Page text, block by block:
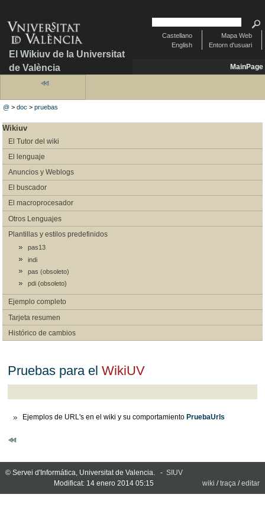
El Wikiuv de la Universitat
de València
Mapa Web
Entorn d'usuari
Castellano
English
MainPage
@ >doc >pruebas
Wikiuv
El Tutor del wiki
El lenguaje
Anuncios y Weblogs
El buscador
El macroprocesador
Otros Lenguajes
Plantillas y estilos predefinidos
pas13
indi
pas (obsoleto)
pdi (obsoleto)
Ejemplo completo
Tarjeta resumen
Histórico de cambios
Pruebas para el WikiUV
Ejemplos de URL's en el wiki y su comportamiento PruebaUrls
© Servei d'Informática, Universitat de Valencia. - SIUV
Modificat: 14 enero 2014 05:15
wiki /traça /editar